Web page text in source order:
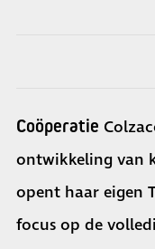
Coöperatie
ontwikkeling van
opent haar eigen
focus op de